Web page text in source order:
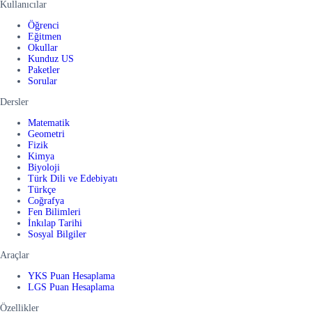
Kullanıcılar
Öğrenci
Eğitmen
Okullar
Kunduz US
Paketler
Sorular
Dersler
Matematik
Geometri
Fizik
Kimya
Biyoloji
Türk Dili ve Edebiyatı
Türkçe
Coğrafya
Fen Bilimleri
İnkılap Tarihi
Sosyal Bilgiler
Araçlar
YKS Puan Hesaplama
LGS Puan Hesaplama
Özellikler